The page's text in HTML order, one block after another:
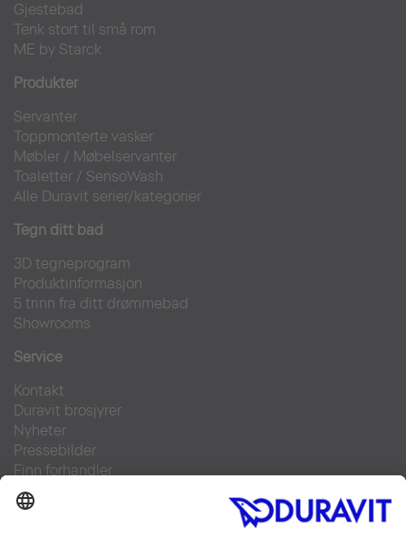
Gjestebad
Tenk stort til små rom
ME by Starck
Produkter
Servanter
Toppmonterte vasker
Møbler / Møbelservanter
Toaletter / SensoWash
Alle Duravit serier/kategorier
Tegn ditt bad
3D tegneprogram
Produktinformasjon
5 trinn fra ditt drømmebad
Showrooms
Service
Kontakt
Duravit brosjyrer
Nyheter
Pressebilder
Finn forhandler
Ofte stilte spørsmål